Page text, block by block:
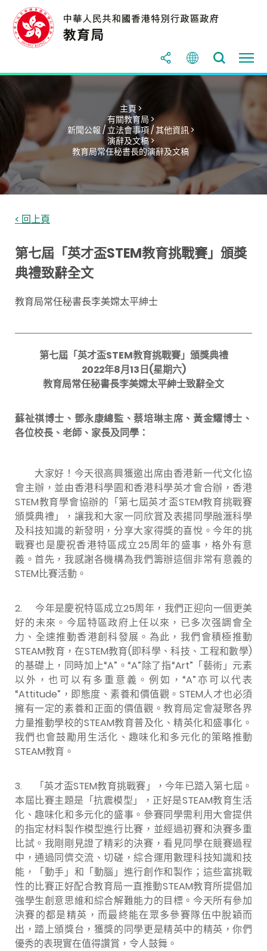
主頁 >
有關教育局 >
新聞公報 / 立法會事項 / 其他資訊 >
演辭及文稿 >
教育局常任秘書長的演辭及文稿
< 回上頁
第七屆「英才盃STEM教育挑戰賽」頒獎
典禮致辭全文
教育局常任秘書長李美嫦太平紳士
第七屆「英才盃STEM教育挑戰賽」頒獎典禮
2022年8月13日(星期六)
教育局常任秘書長李美嫦太平紳士致辭全文
蘇祉祺博士、 鄧永康總監、蔡培琳主席、黃金耀博士、
各位校長、老師、家長及同學：
大家好！今天很高興獲邀出席由香港新一代文化協
會主辦，並由香港科學園和香港科學英才會合辦，香港
STEM教育學會協辦的「第七屆英才盃STEM教育挑戰賽
頒獎典禮」，讓我和大家一同欣賞及表揚同學融滙科學
及科技知識的新發明，分享大家得獎的喜悅。今年的挑
戰賽也是慶祝香港特區成立25周年的盛事，格外有意
義。首先，我感謝各機構為我們籌辦這個非常有意義的
STEM比賽活動。
2. 今年是慶祝特區成立25周年，我們正迎向一個更美
好的未來。今屆特區政府上任以來，已多次强調會全
力、全速推動香港創科發展。為此，我們會積極推動
STEAM教育，在STEM教育(即科學、科技、工程和數學)
的基礎上，同時加上“A”。“A”除了指“Art”「藝術」元素
以外，也可以有多重意義。例如，“A”亦可以代表
“Attitude”，即態度、素養和價值觀。STEM人才也必須
擁有一定的素養和正面的價值觀。教育局定會凝聚各界
力量推動學校的STEAM教育普及化、精英化和盛事化。
我們也會鼓勵用生活化、趣味化和多元化的策略推動
STEAM教育。
3.
「英才盃STEM教育挑戰賽」，今年已踏入第七屆。
本屆比賽主題是「抗震模型」，正好是STEAM教育生活
化、趣味化和多元化的盛事。參賽同學需利用大會提供
的指定材料製作模型進行比賽，並經過初賽和決賽多重
比試。我剛剛見證了精彩的決賽，看見同學在競賽過程
中，通過同儕交流、切磋，綜合運用數理科技知識和技
能，「動手」和「動腦」進行創作和製作；這些富挑戰
性的比賽正好配合教育局一直推動STEAM教育所提倡加
強學生創意思維和綜合解難能力的目標。今天所有參加
決賽的都是精英，而最終能在眾多參賽隊伍中脫穎而
出，踏上頒獎台，獲獎的同學更是精英中的精英，你們
優秀的表現實在值得讚賞，令人鼓舞。